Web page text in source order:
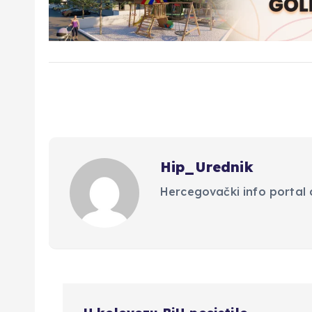
Hip_Urednik
Hercegovački info portal